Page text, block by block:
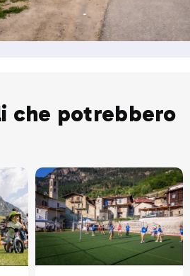
che potrebbero